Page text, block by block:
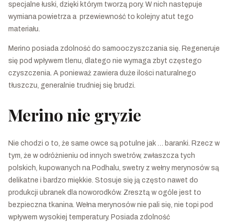
specjalne łuski, dzięki którym tworzą pory. W nich następuje
wymiana powietrza a przewiewność to kolejny atut tego
materiału.
Merino posiada zdolność do samooczyszczania się. Regeneruje
się pod wpływem tlenu, dlatego nie wymaga zbyt częstego
czyszczenia. A ponieważ zawiera duże ilości naturalnego
tłuszczu, generalnie trudniej się brudzi.
Merino nie gryzie
Nie chodzi o to, że same owce są potulne jak … baranki. Rzecz w
tym, że w odróżnieniu od innych swetrów, zwłaszcza tych
polskich, kupowanych na Podhalu, swetry z wełny merynosów są
delikatne i bardzo miękkie. Stosuje się ją często nawet do
produkcji ubranek dla noworodków. Zresztą w ogóle jest to
bezpieczna tkanina. Wełna merynosów nie pali się, nie topi pod
wpływem wysokiej temperatury. Posiada zdolność